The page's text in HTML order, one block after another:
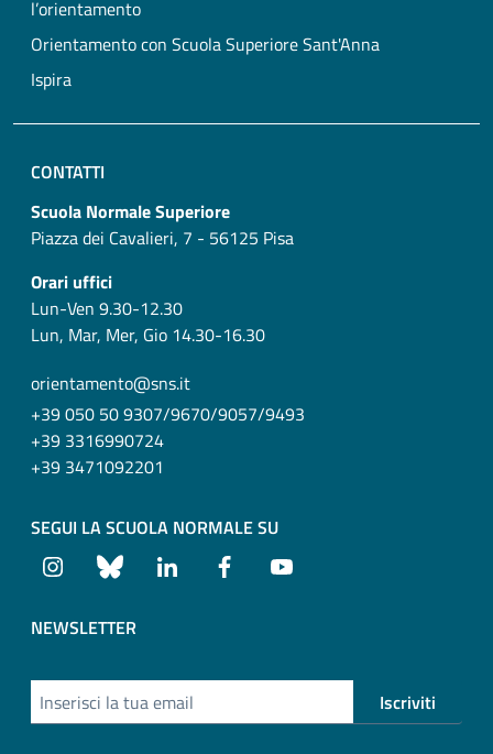
l’orientamento
Orientamento con Scuola Superiore Sant'Anna
Ispira
CONTATTI
Scuola Normale Superiore
Piazza dei Cavalieri, 7 - 56125 Pisa
Orari uffici
Lun-Ven 9.30-12.30
Lun, Mar, Mer, Gio 14.30-16.30
orientamento@sns.it
+39 050 50 9307/9670/9057/9493
+39 3316990724
+39 3471092201
SEGUI LA SCUOLA NORMALE SU
InstagramBluesky LinkedIn Facebook
NEWSLETTER
Iscriviti